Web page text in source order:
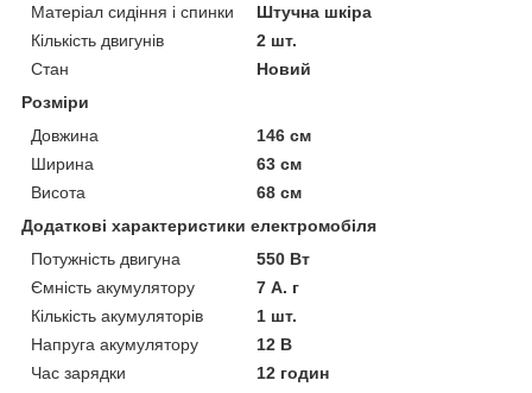
Матеріал сидіння і спинки
Штучна шкіра
Кількість двигунів
2 шт.
Стан
Новий
Розміри
Довжина
146 см
Ширина
63 см
Висота
68 см
Додаткові характеристики електромобіля
Потужність двигуна
550 Вт
Ємність акумулятору
7 А. г
Кількість акумуляторів
1 шт.
Напруга акумулятору
12 В
Час зарядки
12 годин